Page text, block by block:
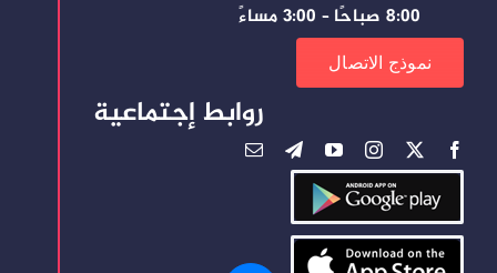
8:00 صباحًا – 3:00 مساءً
نموذج الاتصال
روابط إجتماعية